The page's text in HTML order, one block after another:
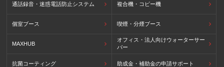
通話録音・迷惑電話防止システム 複合機・コピー機
個室ブース 喫煙・分煙ブース
MAXHUB
オフィス・法人向けウォーターサー
バー
抗菌コーティング 助成金・補助金の申請サポート